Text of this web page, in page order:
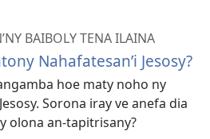
BAIBOLY TENA ILAINA
Nahafatesan’i Jesosy?
hoe maty noho ny
Sorona iray ve anefa dia
olona an-tapitrisany?